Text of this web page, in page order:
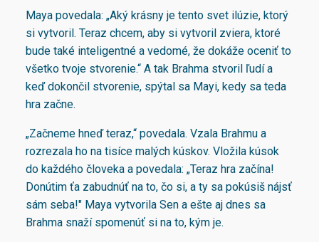
Maya povedala: „Aký krásny je tento svet ilúzie, ktorý
si vytvoril. Teraz chcem, aby si vytvoril zviera, ktoré
bude také inteligentné a vedomé, že dokáže oceniť to
všetko tvoje stvorenie.“ A tak Brahma stvoril ľudí a
keď dokončil stvorenie, spýtal sa Mayi, kedy sa teda
hra začne.
„Začneme hneď teraz,“ povedala. Vzala Brahmu a
rozrezala ho na tisíce malých kúskov. Vložila kúsok
do každého človeka a povedala: „Teraz hra začína!
Donútim ťa zabudnúť na to, čo si, a ty sa pokúsiš nájsť
sám seba!" Maya vytvorila Sen a ešte aj dnes sa
Brahma snaží spomenúť si na to, kým je.